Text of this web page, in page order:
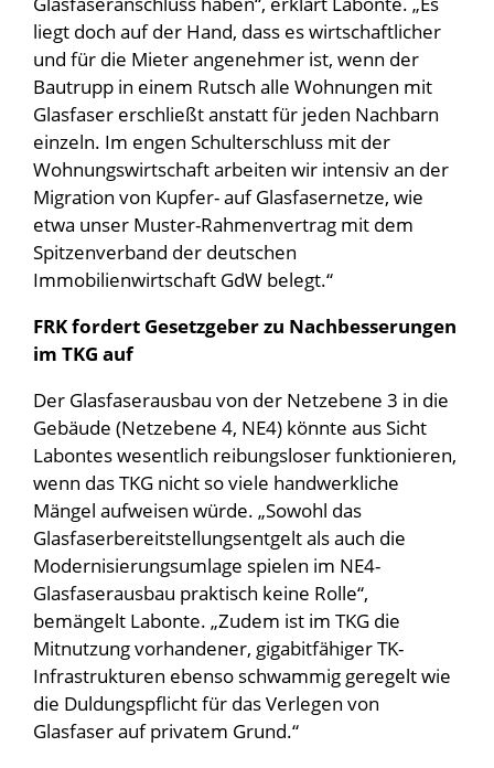
liegt doch auf der Hand, dass es wirtschaftlicher
und für die Mieter angenehmer ist, wenn der
Bautrupp in einem Rutsch alle Wohnungen mit
Glasfaser erschließt anstatt für jeden Nachbarn
einzeln. Im engen Schulterschluss mit der
Wohnungswirtschaft arbeiten wir intensiv an der
Migration von Kupfer- auf Glasfasernetze, wie
etwa unser Muster-Rahmenvertrag mit dem
Spitzenverband der deutschen
Immobilienwirtschaft GdW belegt.“
FRK fordert Gesetzgeber zu Nachbesserungen
im TKG auf
Der Glasfaserausbau von der Netzebene 3 in die
Gebäude (Netzebene 4, NE4) könnte aus Sicht
Labontes wesentlich reibungsloser funktionieren,
wenn das TKG nicht so viele handwerkliche
Mängel aufweisen würde. „Sowohl das
Glasfaserbereitstellungsentgelt als auch die
Modernisierungsumlage spielen im NE4-
Glasfaserausbau praktisch keine Rolle“,
bemängelt Labonte. „Zudem ist im TKG die
Mitnutzung vorhandener, gigabitfähiger TK-
Infrastrukturen ebenso schwammig geregelt wie
die Duldungspflicht für das Verlegen von
Glasfaser auf privatem Grund.“